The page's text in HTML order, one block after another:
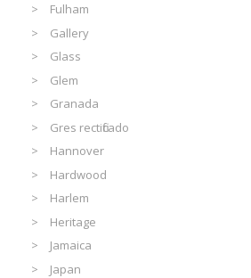
Fulham
Gallery
Glass
Glem
Granada
Gres rectificado
Hannover
Hardwood
Harlem
Heritage
Jamaica
Japan